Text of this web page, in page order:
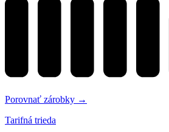
Porovnať zárobky →
Tarifná trieda